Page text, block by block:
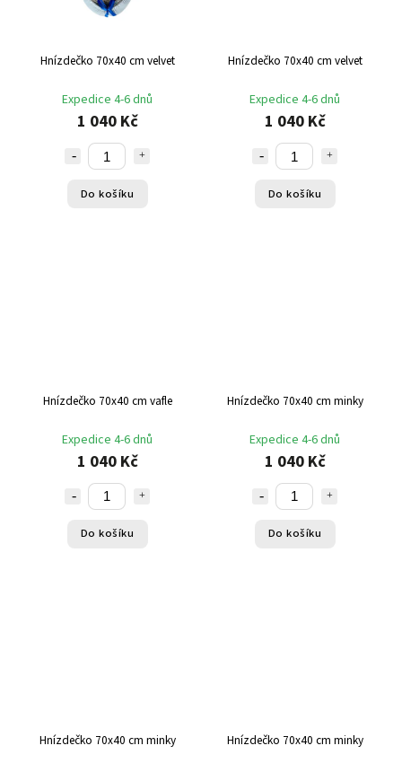
Hnízdečko 70x40 cm velvet
Expedice 4-6 dnů
1 040 Kč
Do košíku
Hnízdečko 70x40 cm velvet
Expedice 4-6 dnů
1 040 Kč
Do košíku
Hnízdečko 70x40 cm vafle
Expedice 4-6 dnů
1 040 Kč
Do košíku
Hnízdečko 70x40 cm minky
Expedice 4-6 dnů
1 040 Kč
Do košíku
Hnízdečko 70x40 cm minky Hnízdečko 70x40 cm minky